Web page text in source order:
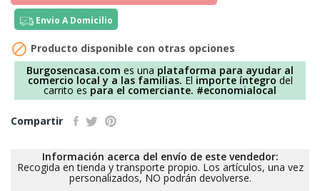
Envio A Domicilio
 Producto disponible con otras opciones
Burgosencasa.com es una plataforma para ayudar al
comercio local y a las familias. El importe íntegro del
carrito es para el comerciante. #economialocal
Compartir
Información acerca del envío de este vendedor:
Recogida en tienda y transporte propio. Los artículos, una vez
personalizados, NO podrán devolverse.